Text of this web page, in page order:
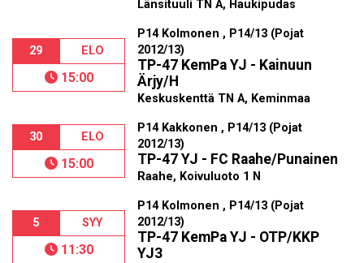
Länsituuli TN A, Haukipudas
29 ELO
15:00
P14 Kolmonen , P14/13 (Pojat
2012/13)
TP-47 KemPa YJ - Kainuun
Ärjy/H
Keskuskenttä TN A, Keminmaa
30 ELO
15:00
P14 Kakkonen , P14/13 (Pojat
2012/13)
TP-47 YJ - FC Raahe/Punainen
Raahe, Koivuluoto 1 N
5 SYY
11:30
P14 Kolmonen , P14/13 (Pojat
2012/13)
TP-47 KemPa YJ - OTP/KKP
YJ3